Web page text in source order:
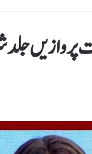
پروازیں